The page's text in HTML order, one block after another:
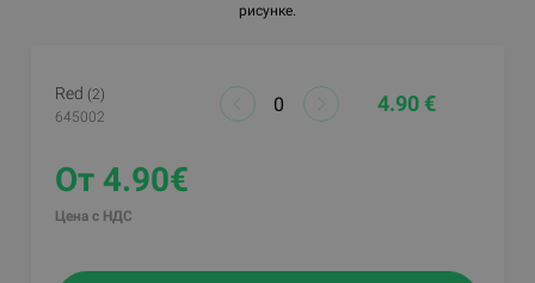
рисунке.
Red (2)
645002
4.90 €
От 4.90€
Цена с НДС